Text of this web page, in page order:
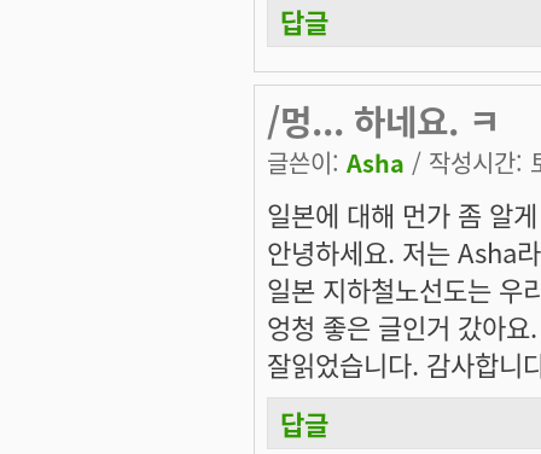
답글
/멍... 하네요. ㅋ
글쓴이: Asha / 작성시간:
일본에 대해 먼가 좀 알
안녕하세요. 저는 Asha
일본 지하철노선도는 우
엉청 좋은 글인거 갔아요.
잘읽었습니다. 감사합니
답글